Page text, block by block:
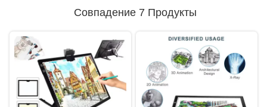
Совпадение 7 Продукты